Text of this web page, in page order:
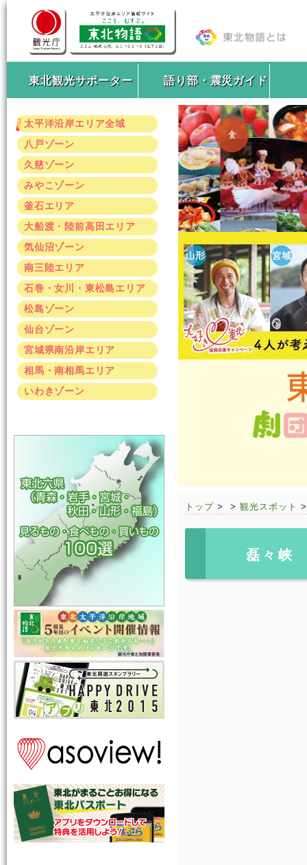
東北観光サポーター 語り部・震災ガイド
太平洋沿岸エリア全域
八戸ゾーン
久慈ゾーン
みやこゾーン
釜石エリア
大船渡・陸前高田エリア
気仙沼ゾーン
南三陸エリア
石巻・女川・東松島エリア
松島ゾーン
仙台ゾーン
宮城県南沿岸エリア
相馬・南相馬エリア
いわきゾーン
トップ > > 観光スポット
磊々峡